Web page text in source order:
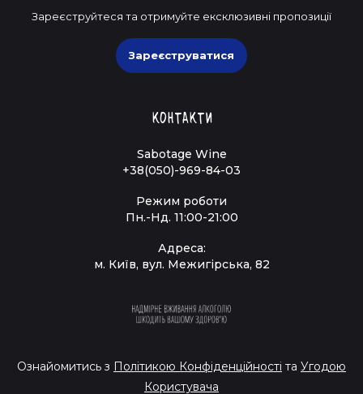
Зареєструйтеся та отримуйте ексклюзивні пропозиції
Зареєструватися
Контакти
Sabotage Wine
+38(050)-969-84-03
Режим роботи
Пн.-Нд. 11:00-21:00
Адреса:
м. Київ, вул. Межигірська, 82
Ознайомитись з Політикою Конфіденційності та Угодою
Користувача